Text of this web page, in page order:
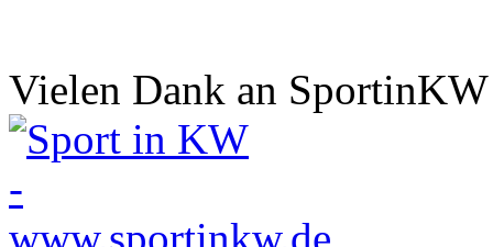
Vielen Dank an SportinKW